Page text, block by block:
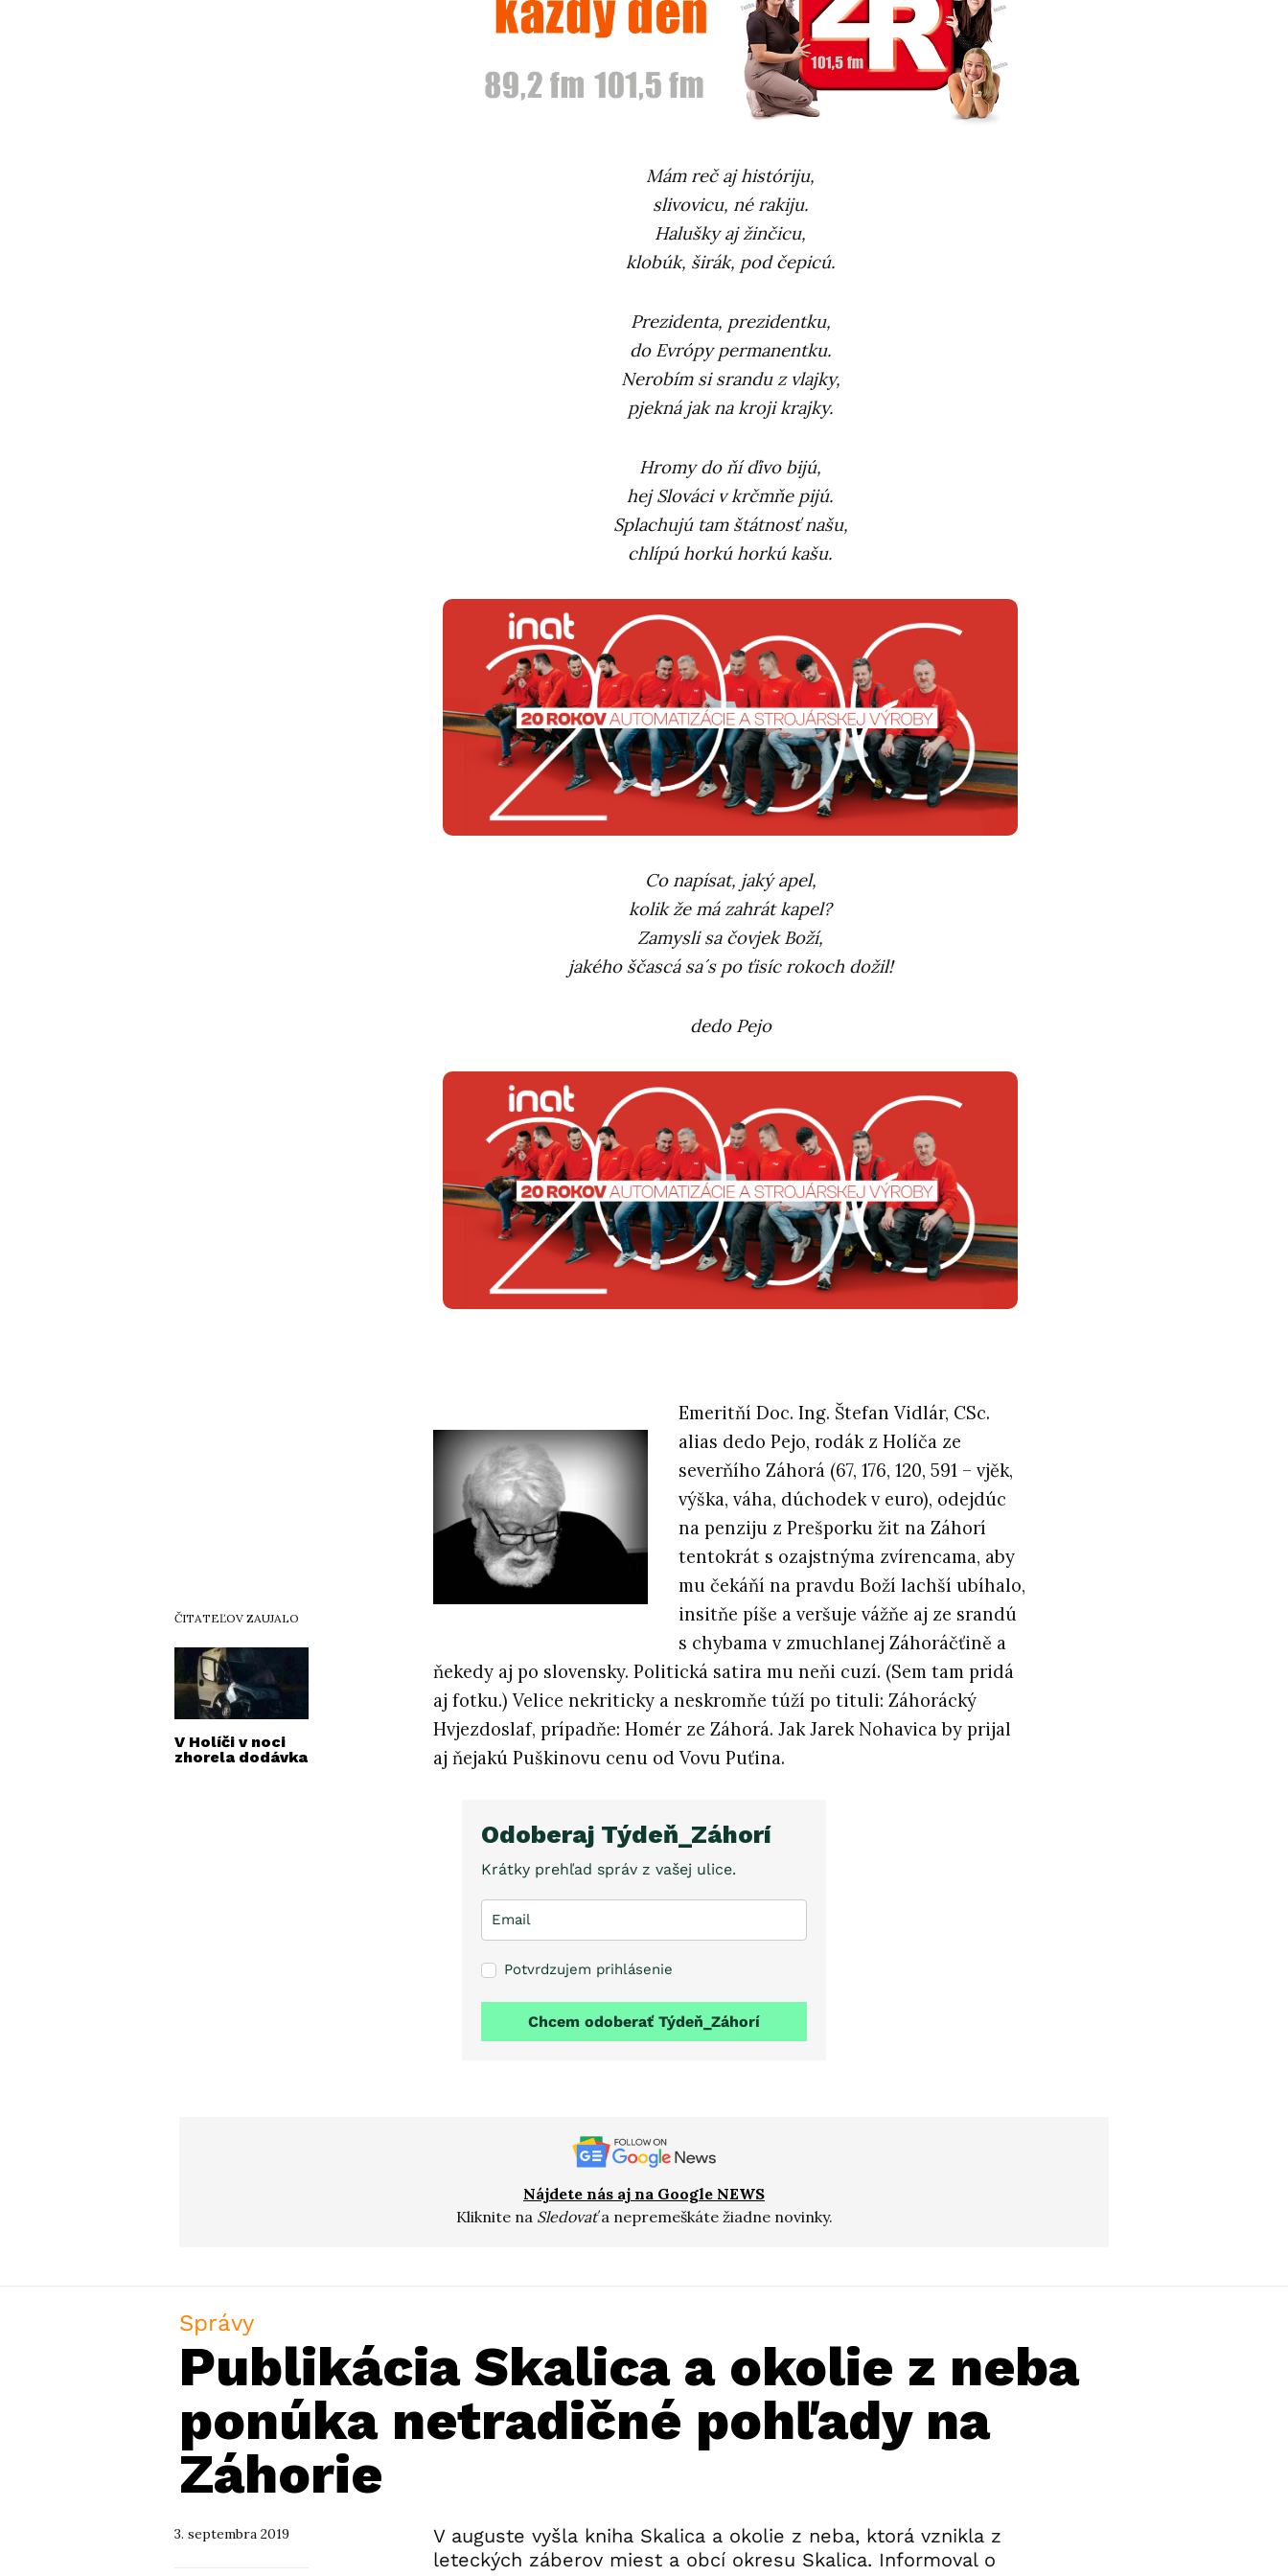
ČITATEĽOV ZAUJALO
V Holíči v noci
zhorela dodávka
Mám reč aj históriju,
slivovicu, né rakiju.
Halušky aj žinčicu,
klobúk, širák, pod čepicú.
Prezidenta, prezidentku,
do Evrópy permanentku.
Nerobím si srandu z vlajky,
pjekná jak na kroji krajky.
Hromy do ňí ďivo bijú,
hej Slováci v krčmňe pijú.
Splachujú tam štátnosť našu,
chlípú horkú horkú kašu.
Co napísat, jaký apel,
kolik že má zahrát kapel?
Zamysli sa čovjek Boží,
jakého ščascá sa´s po ťisíc rokoch dožil!
dedo Pejo
Emeritňí Doc. Ing. Štefan Vidlár, CSc.
alias dedo Pejo, rodák z Holíča ze
severňího Záhorá (67, 176, 120, 591 – vjěk,
výška, váha, dúchodek v euro), odejdúc
na penziju z Prešporku žit na Záhorí
tentokrát s ozajstnýma zvírencama, aby
mu čekáňí na pravdu Boží lachší ubíhalo,
insitňe píše a veršuje vážňe aj ze srandú
s chybama v zmuchlanej Záhoráčťině a
ňekedy aj po slovensky. Politická satira mu neňi cuzí. (Sem tam pridá
aj fotku.) Velice nekriticky a neskromňe túží po tituli: Záhorácký
Hvjezdoslaf, prípadňe: Homér ze Záhorá. Jak Jarek Nohavica by prijal
aj ňejakú Puškinovu cenu od Vovu Puťina.
Odoberaj Týdeň_Záhorí
Krátky prehľad správ z vašej ulice.
Potvrdzujem prihlásenie
Chcem odoberať Týdeň_Záhorí
Nájdete nás aj na Google NEWS
Kliknite na Sledovaťa nepremeškáte žiadne novinky.
Správy
Publikácia Skalica a okolie z neba
ponúka netradičné pohľady na
Záhorie
3. septembra 2019
V auguste vyšla kniha Skalica a okolie z neba, ktorá vznikla z
leteckých záberov miest a obcí okresu Skalica. Informoval o